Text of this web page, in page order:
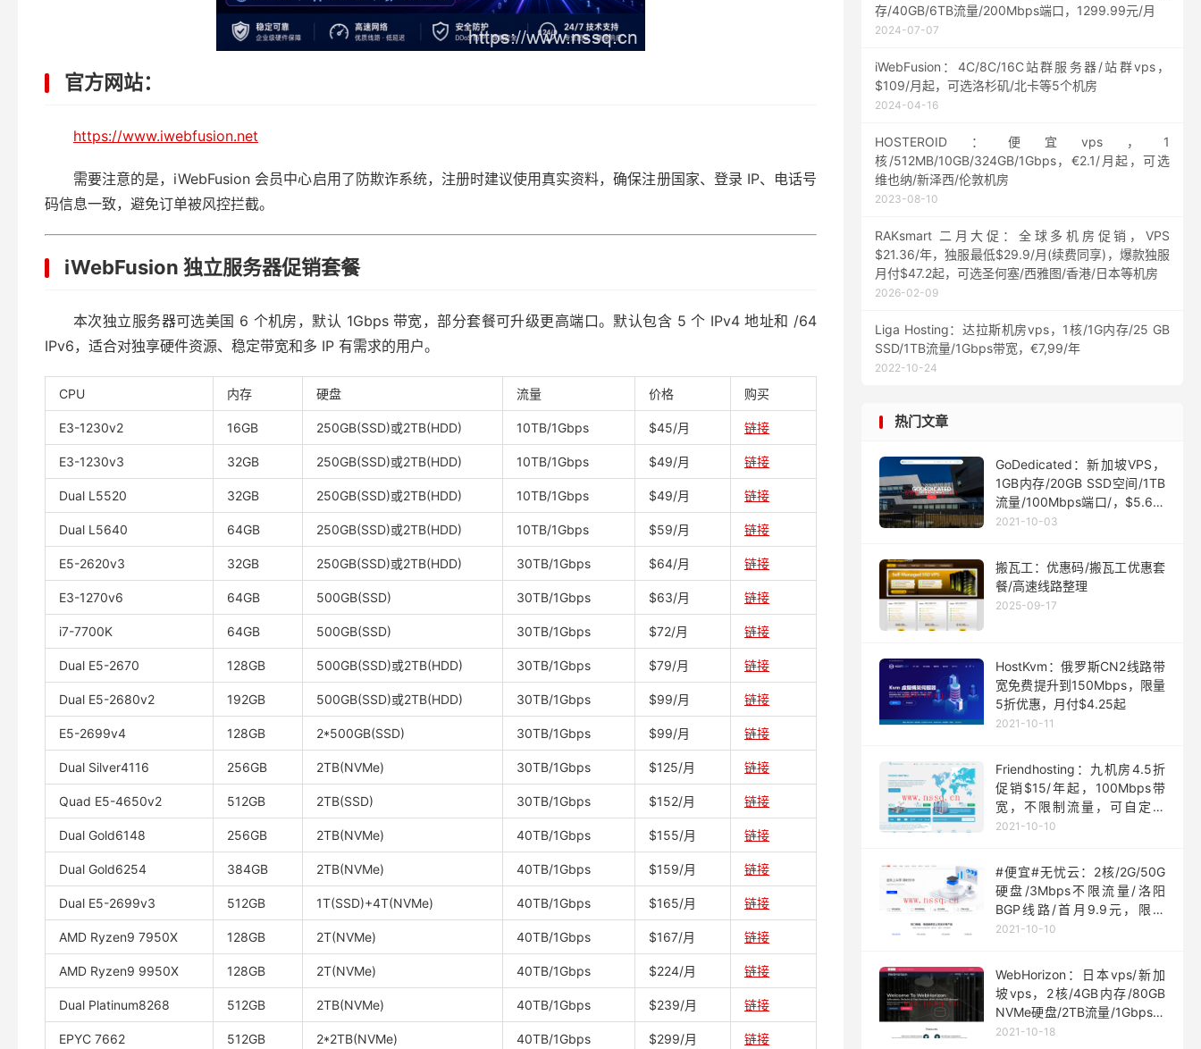
官方网站：
https://www.iwebfusion.net
需要注意的是，iWebFusion 会员中心启用了防欺诈系统，注册时建议使用真实资料，确保注册国家、登录 IP、电话号
码信息一致，避免订单被风控拦截。
iWebFusion 独立服务器促销套餐
本次独立服务器可选美国 6 个机房，默认 1Gbps 带宽，部分套餐可升级更高端口。默认包含 5 个 IPv4 地址和 /64
IPv6，适合对独享硬件资源、稳定带宽和多 IP 有需求的用户。
CPU 内存 硬盘 流量 价格 购买
E3-1230v2 16GB 250GB(SSD)或2TB(HDD) 10TB/1Gbps $45/月 链接
E3-1230v3 32GB 250GB(SSD)或2TB(HDD) 10TB/1Gbps $49/月 链接
Dual L5520 32GB 250GB(SSD)或2TB(HDD) 10TB/1Gbps $49/月 链接
Dual L5640 64GB 250GB(SSD)或2TB(HDD) 10TB/1Gbps $59/月 链接
E5-2620v3 32GB 250GB(SSD)或2TB(HDD) 30TB/1Gbps $64/月 链接
E3-1270v6 64GB 500GB(SSD) 30TB/1Gbps $63/月 链接
i7-7700K 64GB 500GB(SSD) 30TB/1Gbps $72/月 链接
Dual E5-2670 128GB 500GB(SSD)或2TB(HDD) 30TB/1Gbps $79/月 链接
Dual E5-2680v2 192GB 500GB(SSD)或2TB(HDD) 30TB/1Gbps $99/月 链接
E5-2699v4 128GB 2*500GB(SSD) 30TB/1Gbps $99/月 链接
Dual Silver4116 256GB 2TB(NVMe) 30TB/1Gbps $125/月 链接
Quad E5-4650v2 512GB 2TB(SSD) 30TB/1Gbps $152/月 链接
Dual Gold6148 256GB 2TB(NVMe) 40TB/1Gbps $155/月 链接
Dual Gold6254 384GB 2TB(NVMe) 40TB/1Gbps $159/月 链接
Dual E5-2699v3 512GB 1T(SSD)+4T(NVMe) 40TB/1Gbps $165/月 链接
AMD Ryzen9 7950X 128GB 2T(NVMe) 40TB/1Gbps $167/月 链接
AMD Ryzen9 9950X 128GB 2T(NVMe) 40TB/1Gbps $224/月 链接
Dual Platinum8268 512GB 2TB(NVMe) 40TB/1Gbps $239/月 链接
EPYC 7662 512GB 2*2TB(NVMe) 40TB/1Gbps $299/月 链接
存/40GB/6TB流量/200Mbps端口，1299.99元/月
2024-07-07
iWebFusion：4C/8C/16C站群服务器/站群vps，
$109/月起，可选洛杉矶/北卡等5个机房
2024-04-16
HOSTEROID：便宜vps，1
核/512MB/10GB/324GB/1Gbps，€2.1/月起，可选
维也纳/新泽西/伦敦机房
2023-08-10
RAKsmart 二月大促：全球多机房促销，VPS
$21.36/年，独服最低$29.9/月(续费同享)，爆款独服
月付$47.2起，可选圣何塞/西雅图/香港/日本等机房
2026-02-09
Liga Hosting：达拉斯机房vps，1核/1G内存/25 GB
SSD/1TB流量/1Gbps带宽，€7,99/年
2022-10-24
热门文章
GoDedicated：新加坡VPS，
1GB内存/20GB SSD空间/1TB
流量/100Mbps端口/，$5.63/
月起
2021-10-03
搬瓦工：优惠码/搬瓦工优惠套
餐/高速线路整理
2025-09-17
HostKvm：俄罗斯CN2线路带
宽免费提升到150Mbps，限量
5折优惠，月付$4.25起
2021-10-11
Friendhosting：九机房4.5折
促销$15/年起，100Mbps带
宽，不限制流量，可自定义
ISO
2021-10-10
#便宜#无忧云：2核/2G/50G
硬盘/3Mbps不限流量/洛阳
BGP线路/首月9.9元，限量
200台
2021-10-10
WebHorizon：日本vps/新加
坡vps，2核/4GB内存/80GB
NVMe硬盘/2TB流量/1Gbps端
口，$5/月起
2021-10-18